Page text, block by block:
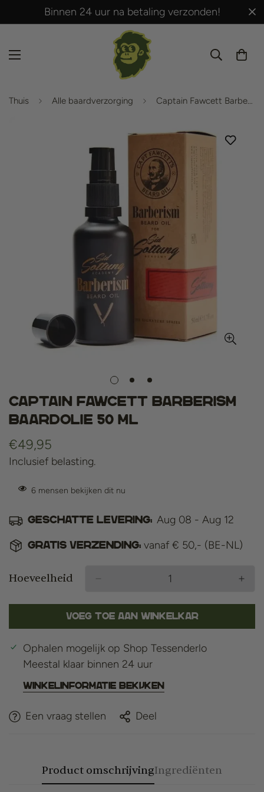
Binnen 24 uur na betaling verzonden!
Thuis Alle baardverzorging Captain Fawcett Barberism Baardolie 50 ml
Captain Fawcett Barberism
Baardolie 50 ml
Normale
prijs
€49,95
Inclusief belasting.
6 mensen bekijken dit nu
Geschatte levering: Aug 08 - Aug 12
Gratis verzending: vanaf € 50,- (BE-NL)
Hoeveelheid
Voeg toe aan winkelkar
Ophalen mogelijk op Shop Tessenderlo
Meestal klaar binnen 24 uur
Winkelinformatie bekijken
Een vraag stellen Deel
Product omschrijvingIngrediënten